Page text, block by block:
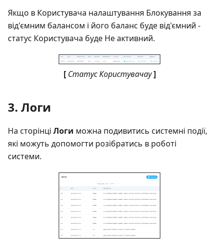
Якщо в Користувача налаштування Блокування за
від'ємним балансом і його баланс буде від'ємний -
статус Користувача буде Не активний.
[ Статус Користувачау ]
3. Логи
На сторінці Логи можна подивитись системні події,
які можуть допомогти розібратись в роботі
системи.